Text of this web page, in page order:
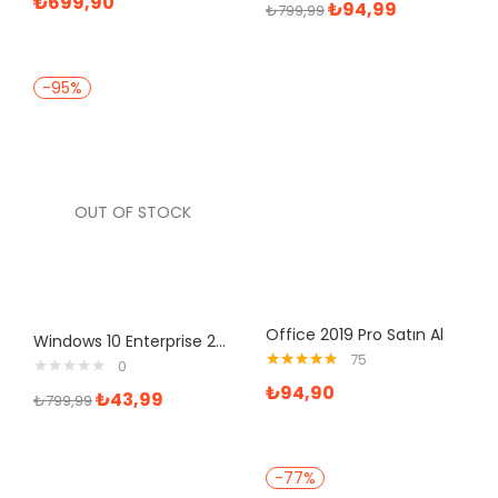
₺799,99₺94,99
-95%
OUT OF STOCK
Windows 10 Enterprise 2016 LTSB Retail Dijital Lisans Anahtarı
0
₺799,99₺43,99
Office 2019 Pro Satın Al
5.00oy aldı
75
₺94,90
-77%